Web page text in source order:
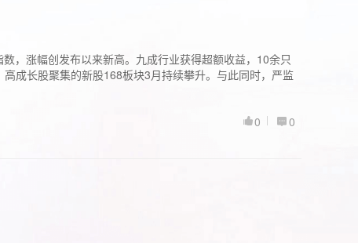
，涨幅创发布以来新高。九成行业获得超额收益，10余只
成长股聚集的新股168板块3月持续攀升。与此同时，严监
0
0